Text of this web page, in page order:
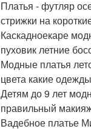
Платья - футляр
стрижки на
Каскадноекаре
пуховик летние
Модные платья
цвета какие
Детям до 9 лет
правильный
Вадебное платье